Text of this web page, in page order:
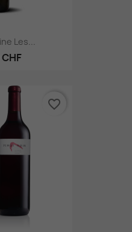
Les...
favorite_border